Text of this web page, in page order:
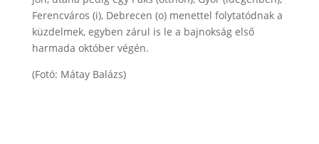
Ferencváros (i), Debrecen (o) menettel folytatódnak a
küzdelmek, egyben zárul is le a bajnokság első
harmada október végén.
(Fotó: Mátay Balázs)